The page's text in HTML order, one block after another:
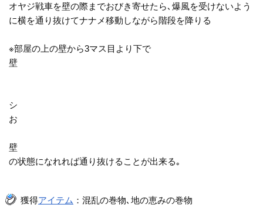
オヤジ戦車を壁の際までおびき寄せたら､爆風を受けないよう
に横を通り抜けてナナメ移動しながら階段を降りる
※部屋の上の壁から3マス目より下で
壁
シ
お
壁
の状態になれれば通り抜けることが出来る｡
獲得アイテム ：混乱の巻物､地の恵みの巻物